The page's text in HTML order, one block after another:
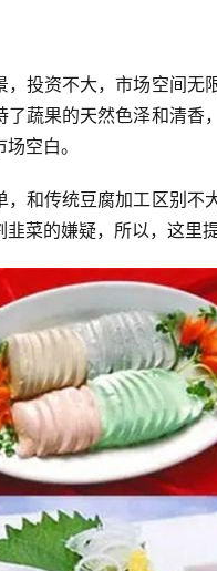
，投资不大，市场空间
了蔬果的天然色泽和清
空白。
，和传统豆腐加工区别
菜的嫌疑，所以，这里